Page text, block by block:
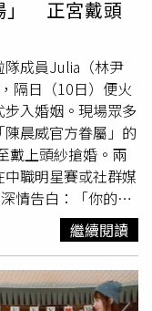
12月28日及明年1
1月場次D-FANS優
日上午10點，全面
FANS優先購票明
，全面開賣則是2
」 正宮戴頭
隊成員Julia（林尹
隔日（10日）便火
入婚姻。現場眾多
晨威官方眷屬」的
戴上頭紗搶婚。兩
職明星賽或社群媒
情告白：「你的背
信這是緣份，也是
。」感動Julia當場點
julia與陳晨威昨日
沒想到求婚才剛落
繼續閱讀